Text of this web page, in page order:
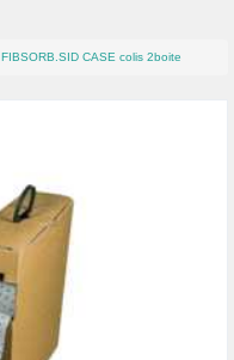
FIBSORB.SID CASE colis 2boite